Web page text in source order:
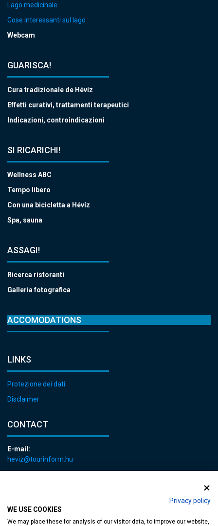
Privacy policy
WE USE COOKIES
We may place these for analysis of our visitor data, to improve our website,
Lago medicinale
Cose interessanti sul lago
Webcam
GUARISCA!
Cura tradizionale de Hévíz
Effetti curativi, trattamenti terapeutici
Indicazioni, controindicazioni
SI RICARICHI!
Wellness ABC
Tempo libero
Con una bicicletta a Hévíz
Spa, sauna
ASSAGI!
Ricerca ristoranti
Galleria fotografica
ACCOMODATIONS
LINKS
Protezione dei dati
Disclaimer
CONTACT
E-mail:
heviz@tourinform.hu